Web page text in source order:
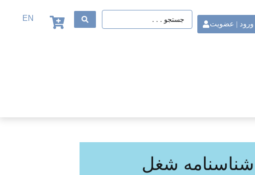
ورود | عضویت
EN
شغل